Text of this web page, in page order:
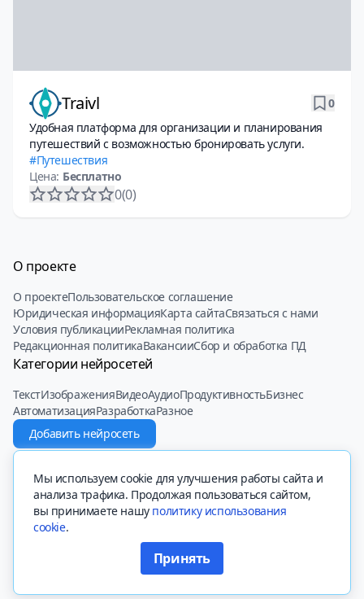
Фильтр нейросетей
Traivl
0
Удобная платформа для организации и планирования
путешествий с возможностью бронировать услуги.
Путешествия
Цена: Бесплатно
0(0)
О проекте
О проектеПользовательское соглашение
Юридическая информацияКарта сайтаСвязаться с нами
Условия публикацииРекламная политика
Редакционная политикаВакансииСбор и обработка ПД
Категории нейросетей
ТекстИзображенияВидеоАудиоПродуктивностьБизнес
АвтоматизацияРазработкаРазное
Добавить нейросеть
Вся представленная на сайте информация, касающаяся описаний
сайтов, их функционала и стоимости платных функций, носит
информационный характер и ни при каких условиях не является
публичной офертой, определяемой положениями Статьи 437 (2)
Гражданского кодекса РФ.
Мы используем cookie для улучшения работы сайта и
анализа трафика. Продолжая пользоваться сайтом,
вы принимаете нашу политику использования
cookie.
Принять